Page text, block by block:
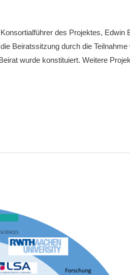
des Projektes, Edwin
Beiratssitzung durch die Teilnahme
wurde konstituiert. Weitere